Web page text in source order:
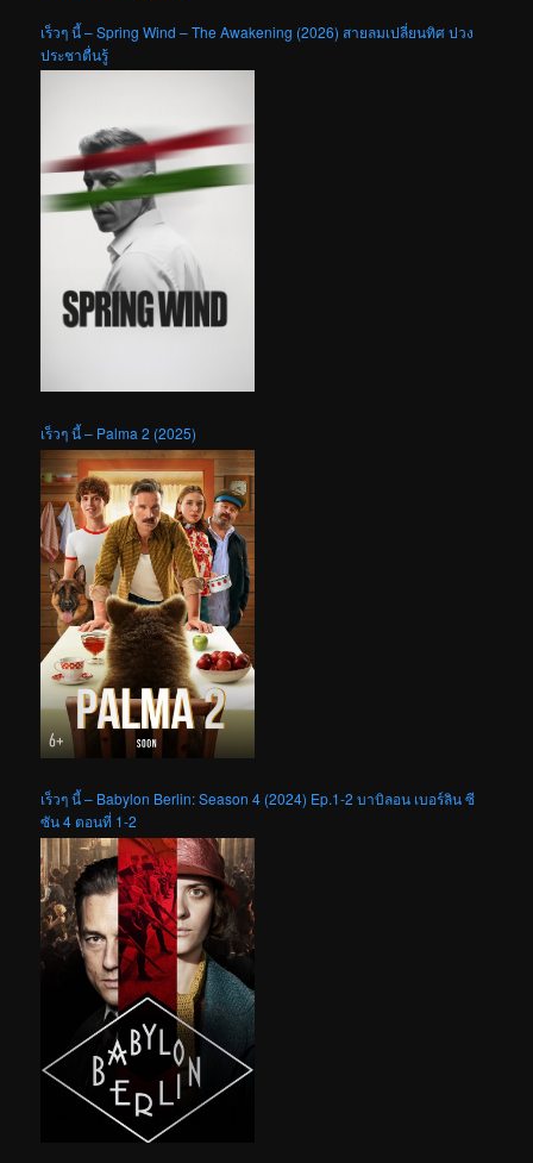
เร็วๆ นี้ – Spring Wind – The Awakening (2026) สายลมเปลี่ยนทิศ ปวง
ประชาตื่นรู้
เร็วๆ นี้ – Palma 2 (2025)
เร็วๆ นี้ – Babylon Berlin: Season 4 (2024) Ep.1-2 บาบิลอน เบอร์ลิน ซี
ซัน 4 ตอนที่ 1-2